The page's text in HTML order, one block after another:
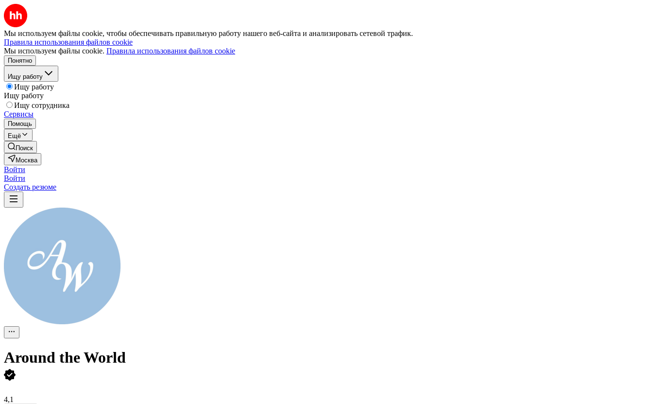
Мы используем файлы cookie, чтобы обеспечивать правильную работу нашего веб-сайта и анализировать сетевой трафик.
Правила использования файлов cookie
Мы используем файлы cookie. Правила использования файлов cookie
Понятно
Ищу работу
Ищу работу
Ищу работу
Ищу сотрудника
Сервисы
Помощь
Ещё
Поиск
Москва
Войти
Войти
Создать резюме
Around the World
4,1